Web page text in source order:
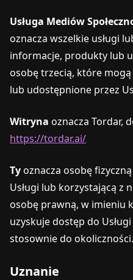
Usługa Mediów
oznacza wszelkie usługi
informacje, produkty lub
osobę trzecią, które
lub udostępnione przez
Witryna oznacza Tordar,
https://tordar.ai/
Tyoznacza osobę
Usługi lub korzystającą z
osobę prawną, w imieniu
uzyskuje dostęp do
stosownie do okoliczności.
Uznanie